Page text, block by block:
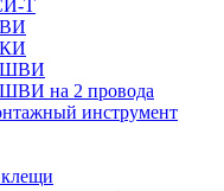
Т
на 2 провода
инструмент